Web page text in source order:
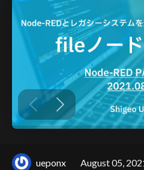
ueponx August 05,